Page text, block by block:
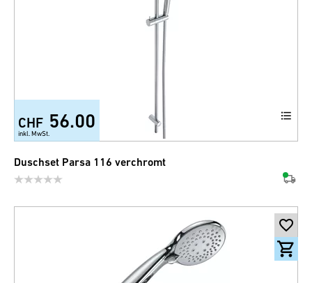
CHF 56.00
inkl. MwSt.
Duschset Parsa 116 verchromt